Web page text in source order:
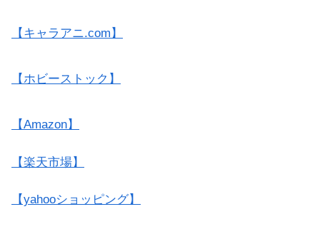
【キャラアニ.com】
【ホビーストック】
【Amazon】
【楽天市場】
【yahooショッピング】